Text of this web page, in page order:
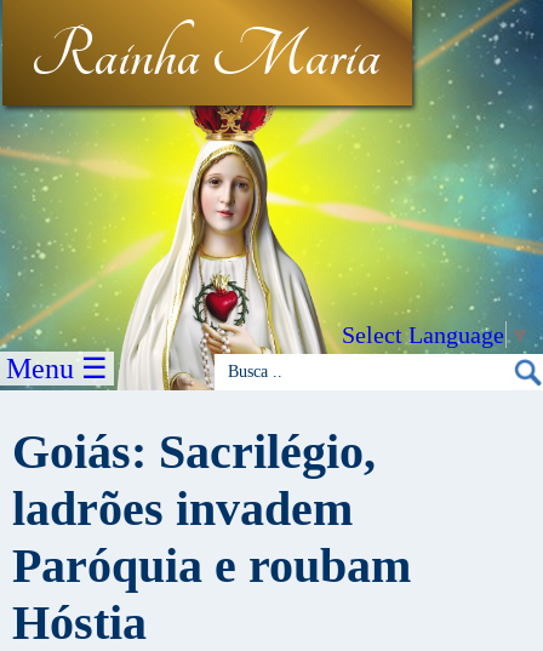
Rainha Maria
Select Language▼
Menu ☰
Goiás: Sacrilégio,
ladrões invadem
Paróquia e roubam
Hóstia